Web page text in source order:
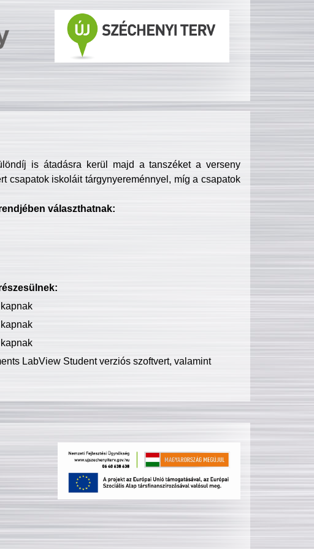
is átadásra kerül majd a tanszéket a verseny
csapatok iskoláit tárgynyereménnyel, míg a csapatok
választhatnak:
LabView Student verziós szoftvert, valamint